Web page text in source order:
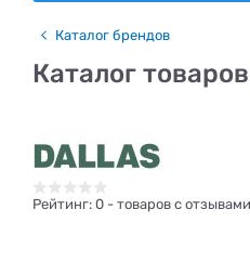
Каталог брендов
Каталог
Рейтинг: 0 - товаров с